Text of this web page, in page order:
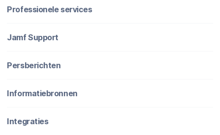
Professionele services
Jamf Support
Persberichten
Informatiebronnen
Integraties